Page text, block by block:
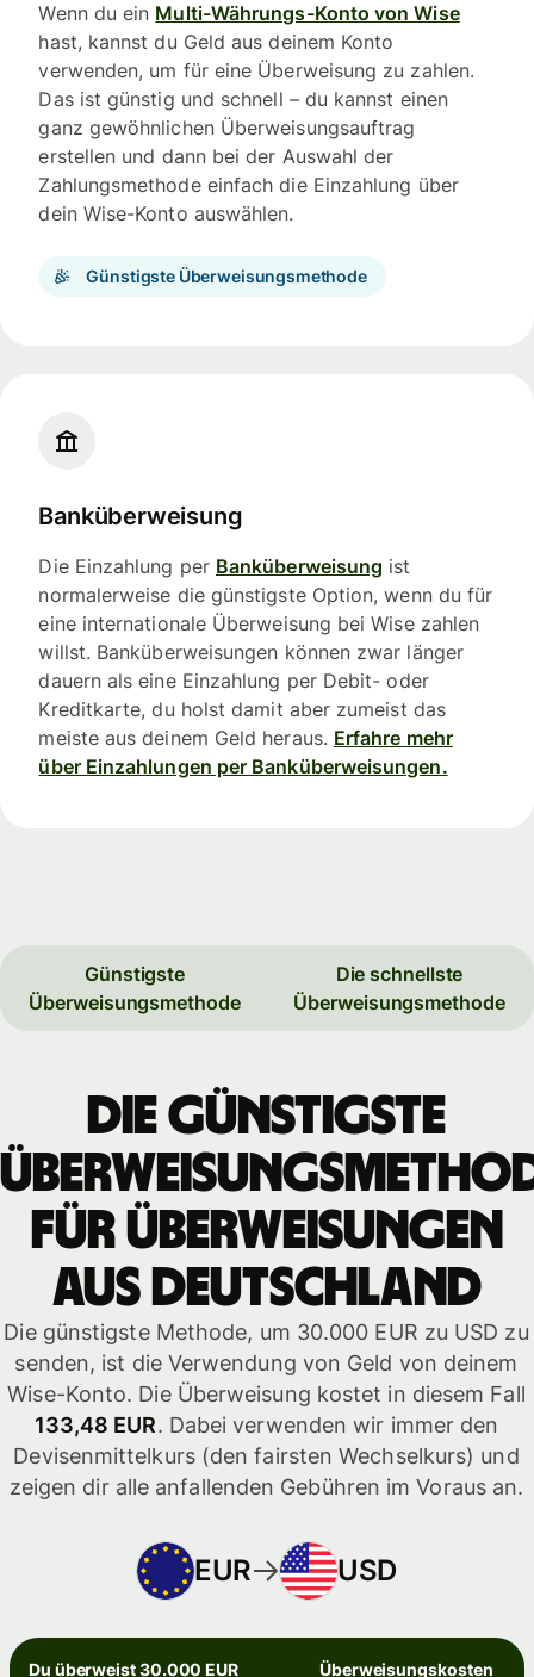
Wenn du ein Multi-Währungs-Konto von Wise
hast, kannst du Geld aus deinem Konto
verwenden, um für eine Überweisung zu zahlen.
Das ist günstig und schnell – du kannst einen
ganz gewöhnlichen Überweisungsauftrag
erstellen und dann bei der Auswahl der
Zahlungsmethode einfach die Einzahlung über
dein Wise-Konto auswählen.
Günstigste Überweisungsmethode
Banküberweisung
Die Einzahlung per Banküberweisung ist
normalerweise die günstigste Option, wenn du für
eine internationale Überweisung bei Wise zahlen
willst. Banküberweisungen können zwar länger
dauern als eine Einzahlung per Debit- oder
Kreditkarte, du holst damit aber zumeist das
meiste aus deinem Geld heraus. Erfahre mehr
über Einzahlungen per Banküberweisungen.
Günstigste
Überweisungsmethode
Die schnellste
Überweisungsmethode
Die günstigste
für Überweisungen
aus Deutschland
Die günstigste Methode, um 30.000 EUR zu USD zu
senden, ist die Verwendung von Geld von deinem
Wise-Konto. Die Überweisung kostet in diesem Fall
133,48 EUR. Dabei verwenden wir immer den
Devisenmittelkurs (den fairsten Wechselkurs) und
zeigen dir alle anfallenden Gebühren im Voraus an.
EUR USD
Du überweist 30.000 EUR Überweisungskosten